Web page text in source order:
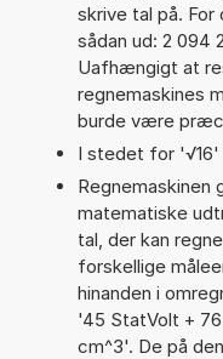
skrive tal på.
sådan ud: 2 094
Uafhængigt at
regnemaskines
burde være
I stedet for '√16'
Regnemaskinen
matematiske
tal, der kan
forskellige
hinanden i
'45 StatVolt +
cm^3'. De på